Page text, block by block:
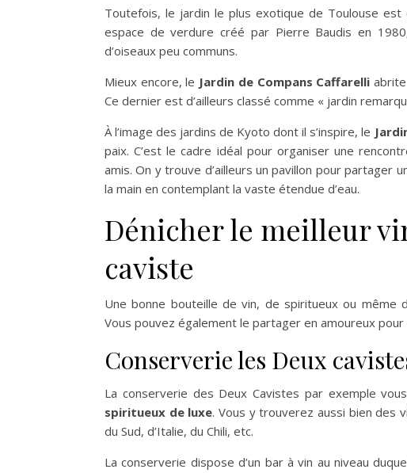
Toutefois, le jardin le plus exotique de Toulouse est
espace de verdure créé par Pierre Baudis en
d’oiseaux peu communs.
Mieux encore, le Jardin de Compans Caffarelli
Ce dernier est d’ailleurs classé comme « jardin
À l’image des jardins de Kyoto dont il s’inspire, le
paix. C’est le cadre idéal pour organiser une
amis. On y trouve d’ailleurs un pavillon pour
la main en contemplant la vaste étendue d’eau.
Dénicher le meilleur
caviste
Une bonne bouteille de vin, de spiritueux ou même
Vous pouvez également le partager en amoureux
Conserverie les Deux
La conserverie des Deux Cavistes par exemple
spiritueux de luxe. Vous y trouverez aussi bien des
du Sud, d’Italie, du Chili, etc.
La conserverie dispose d’un bar à vin au niveau